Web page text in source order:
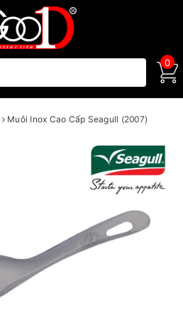
0
Muôi Inox Cao Cấp Seagull (2007)